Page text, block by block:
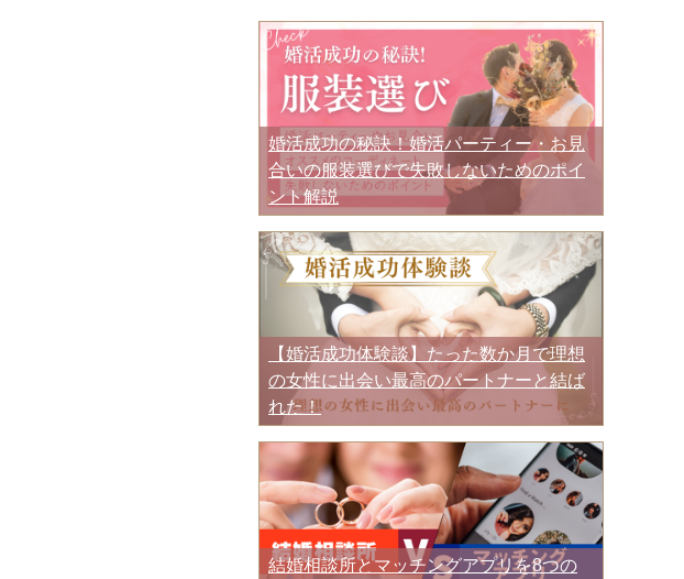
婚活成功の秘訣！婚活パーティー・お見
合いの服装選びで失敗しないためのポイ
ント解説
【婚活成功体験談】たった数か月で理想
の女性に出会い最高のパートナーと結ば
れた！
結婚相談所とマッチングアプリを8つの